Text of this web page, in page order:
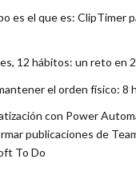
es el que es: ClipTimer
12 hábitos: un reto en
el orden físico: 8
con Power
publicaciones de
To Do